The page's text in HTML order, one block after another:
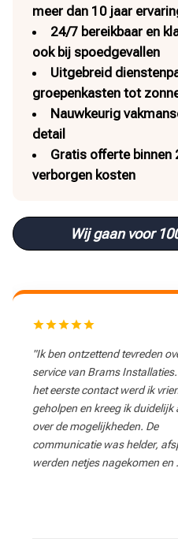
meer dan 10 jaar
24/7 bereikbaar en
ook bij spoedgevallen
Uitgebreid
groepenkasten tot
Nauwkeurig
detail
Gratis offerte binnen
verborgen kosten
Wij gaan voor
"Ik ben ontzettend tevreden
service van Brams
het eerste contact werd ik
geholpen en kreeg ik duidelijk
over de mogelijkheden. De
communicatie was helder,
werden netjes nagekomen en